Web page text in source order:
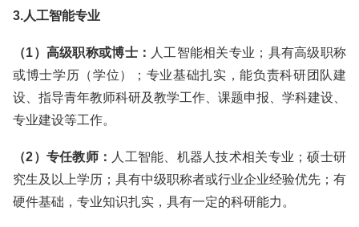
3.人工智能专业
（1）高级职称或博士： 人工智能相关专业；具有高级职称
或博士学历（学位）；专业基础扎实，能负责科研团队建
设、指导青年教师科研及教学工作、课题申报、学科建设、
专业建设等工作。
（2）专任教师： 人工智能、机器人技术相关专业；硕士研
究生及以上学历；具有中级职称者或行业企业经验优先；有
硬件基础，专业知识扎实，具有一定的科研能力。